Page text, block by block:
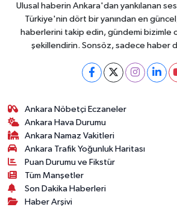
Ulusal haberin Ankara'dan yankılanan
Türkiye'nin dört bir yanından en
haberlerini takip edin, gündemi bizimle
şekillendirin. Sonsöz, sadece haber
Ankara Nöbetçi Eczaneler
Ankara Hava Durumu
Ankara Namaz Vakitleri
Ankara Trafik Yoğunluk Haritası
Puan Durumu ve Fikstür
Tüm Manşetler
Son Dakika Haberleri
Haber Arşivi